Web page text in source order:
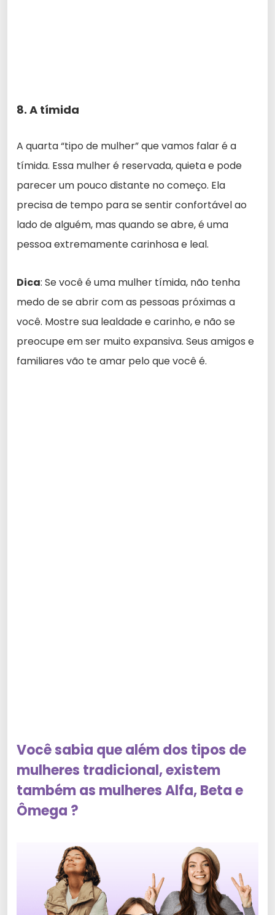
8. A tímida
A quarta “tipo de mulher” que vamos falar é a
tímida. Essa mulher é reservada, quieta e pode
parecer um pouco distante no começo. Ela
precisa de tempo para se sentir confortável ao
lado de alguém, mas quando se abre, é uma
pessoa extremamente carinhosa e leal.
Dica: Se você é uma mulher tímida, não tenha
medo de se abrir com as pessoas próximas a
você. Mostre sua lealdade e carinho, e não se
preocupe em ser muito expansiva. Seus amigos e
familiares vão te amar pelo que você é.
Você sabia que além dos tipos de
mulheres tradicional,existem
também as mulheres Alfa, Beta e
Ômega ?